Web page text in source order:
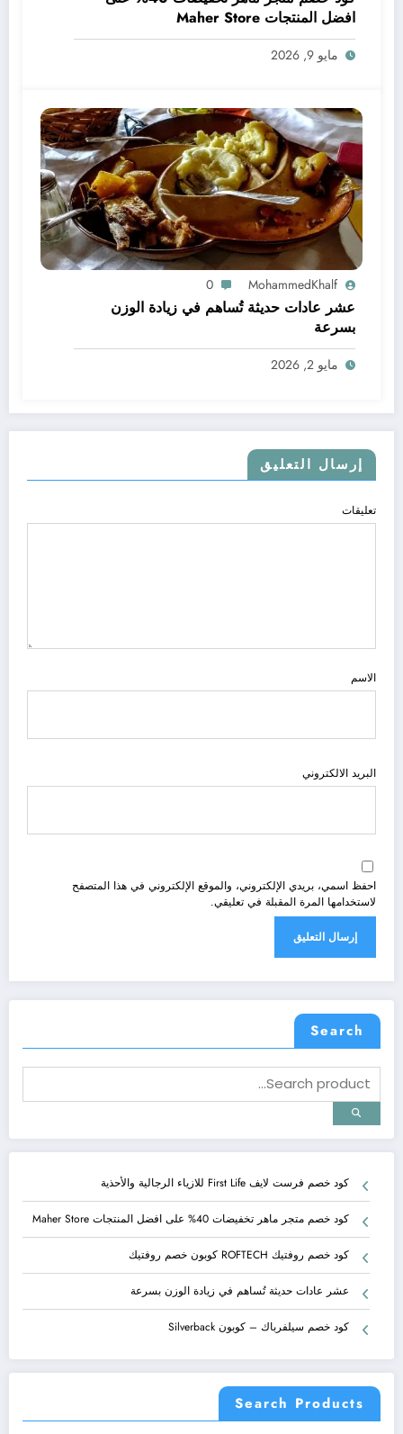
افضل المنتجات Maher Store
مايو 9, 2026
MohammedKhalf
0
عشر عادات حديثة تُساهم في زيادة الوزن
بسرعة
مايو 2, 2026
إرسال التعليق
تعليقات
الاسم
البريد الالكتروني
احفظ اسمي، بريدي الإلكتروني، والموقع الإلكتروني في هذا المتصفح
لاستخدامها المرة المقبلة في تعليقي.
Search
كود خصم فرست لايف First Life للازياء الرجالية والأحذية
كود خصم متجر ماهر تخفيضات 40% على افضل المنتجات Maher Store
كود خصم روفتيك ROFTECH كوبون خصم روفتيك
عشر عادات حديثة تُساهم في زيادة الوزن بسرعة
كود خصم سيلفرباك – كوبون Silverback
Search Products